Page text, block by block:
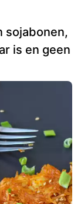
sojabonen,
is en geen